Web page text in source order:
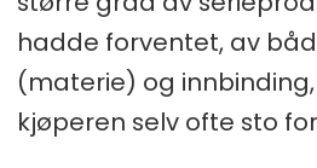
hadde forventet, av
(materie) og
kjøperen selv ofte sto